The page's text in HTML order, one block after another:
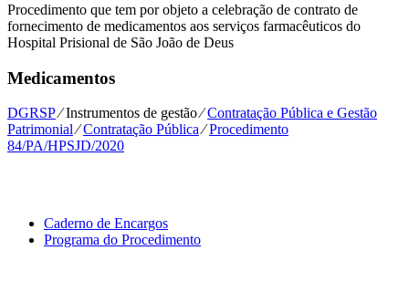
Procedimento que tem por objeto a celebração de contrato de
fornecimento de medicamentos aos serviços farmacêuticos do
Hospital Prisional de São João de Deus
Medicamentos
DGRSP⁄Instrumentos de gestão⁄Contratação Pública e Gestão
Patrimonial⁄Contratação Pública⁄Procedimento
84/PA/HPSJD/2020
Caderno de Encargos
Programa do Procedimento